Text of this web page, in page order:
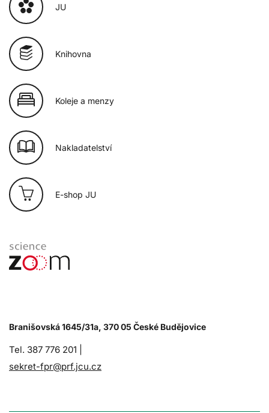
JU
Knihovna
Koleje a menzy
Nakladatelství
E-shop JU
Branišovská 1645/31a, 370 05 České Budějovice
Tel. 387 776 201 |
sekret-fpr@prf.jcu.cz